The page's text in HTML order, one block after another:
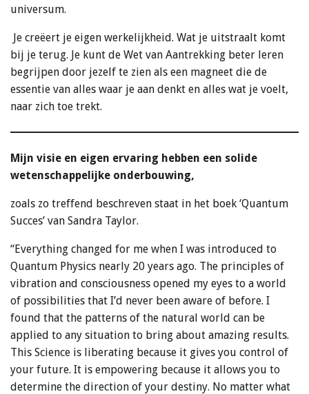
universum.
Je creëert je eigen werkelijkheid. Wat je uitstraalt komt
bij je terug. Je kunt de Wet van Aantrekking beter leren
begrijpen door jezelf te zien als een magneet die de
essentie van alles waar je aan denkt en alles wat je voelt,
naar zich toe trekt.
Mijn visie en eigen ervaring hebben een solide
wetenschappelijke onderbouwing,
zoals zo treffend beschreven staat in het boek ‘Quantum
Succes’ van Sandra Taylor.
“Everything changed for me when I was introduced to
Quantum Physics nearly 20 years ago. The principles of
vibration and consciousness opened my eyes to a world
of possibilities that I’d never been aware of before. I
found that the patterns of the natural world can be
applied to any situation to bring about amazing results.
This Science is liberating because it gives you control of
your future. It is empowering because it allows you to
determine the direction of your destiny. No matter what